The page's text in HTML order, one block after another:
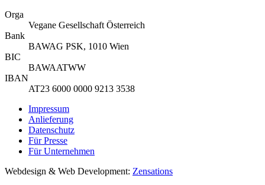
Orga
Vegane Gesellschaft Österreich
Bank
BAWAG PSK, 1010 Wien
BIC
BAWAATWW
IBAN
AT23 6000 0000 9213 3538
Impressum
Anlieferung
Datenschutz
Für Presse
Für Unternehmen
Webdesign & Web Development: Zensations